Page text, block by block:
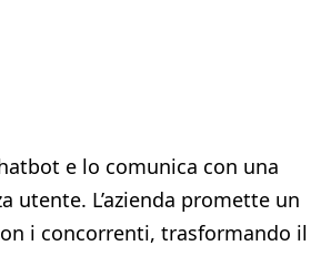
e lo comunica con una
utente. L’azienda promette un
i concorrenti, trasformando il